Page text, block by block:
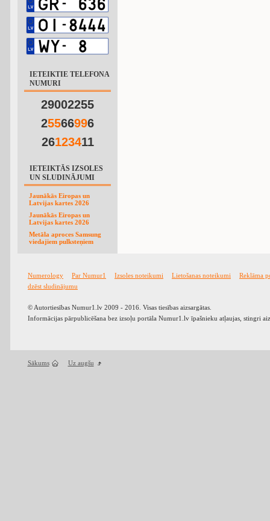
IETEIKTIE TELEFONA
NUMURI
29002255
25566996
26123411
IETEIKTĀS IZSOLES
UN SLUDINĀJUMI
Jaunākās Eiropas un
Latvijas kartes 2026
Jaunākās Eiropas un
Latvijas kartes 2026
Metāla aproces Samsung
viedajiem pulksteņiem
Numerology Par Numur1 Izsoles noteikumi Lietošanas noteikumi
Reklāma
dzēst sludinājumu
© Autortiesības Numur1.lv 2009 - 2016. Visas tiesības aizsargātas.
Informācijas pārpublicēšana bez izsoļu portāla Numur1.lv īpašnieku atļaujas, stingri
Sākums Uz augšu